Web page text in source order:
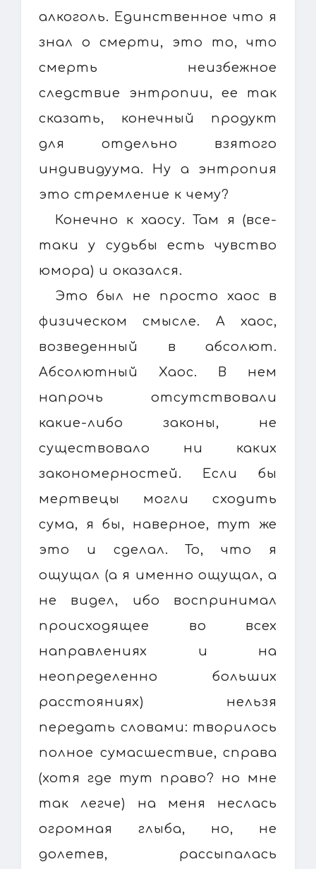
алкоголь. Единственное что я
знал о смерти, это то, что
смерть неизбежное
следствие энтропии, ее так
сказать, конечный продукт
для отдельно взятого
индивидуума. Ну а энтропия
это стремление к чему?
Конечно к хаосу. Там я (все-
таки у судьбы есть чувство
юмора) и оказался.
Это был не просто хаос в
физическом смысле. А хаос,
возведенный в абсолют.
Абсолютный Хаос. В нем
напрочь отсутствовали
какие-либо законы, не
существовало ни каких
закономерностей. Если бы
мертвецы могли сходить
сума, я бы, наверное, тут же
это и сделал. То, что я
ощущал (а я именно ощущал, а
не видел, ибо воспринимал
происходящее во всех
направлениях и на
неопределенно больших
расстояниях) нельзя
передать словами: творилось
полное сумасшествие, справа
(хотя где тут право? но мне
так легче) на меня неслась
огромная глыба, но, не
долетев, рассыпалась